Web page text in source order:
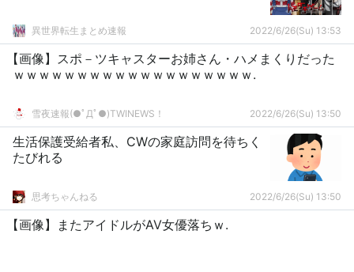
異世界転生まとめ速報 2022/6/26(Su) 13:53
【画像】スポ－ツキャスターお姉さん・ハメまくりだった
ｗｗｗｗｗｗｗｗｗｗｗｗｗｗｗｗｗｗｗ.
雪夜速報(●ﾟДﾟ●)TWINEWS！ 2022/6/26(Su) 13:50
生活保護受給者私、CWの家庭訪問を待ちく
たびれる
思考ちゃんねる 2022/6/26(Su) 13:50
【画像】またアイドルがAV女優落ちｗ.